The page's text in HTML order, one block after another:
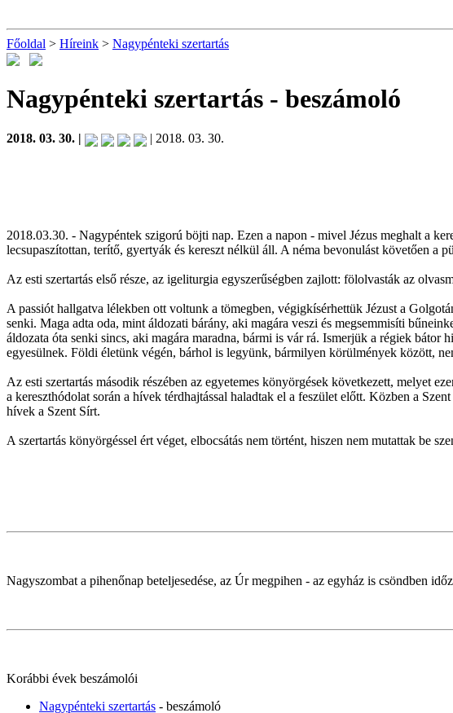
Főoldal > Híreink > Nagypénteki szertartás
Nagypénteki szertartás - beszámoló
2018. 03. 30. | | 2018. 03. 30.
2018.03.30. - Nagypéntek szigorú böjti nap. Ezen a napon - mivel Jézus meghalt a
lecsupaszítottan, terítő, gyertyák és kereszt nélkül áll. A néma bevonulást követően a
Az esti szertartás első része, az igeliturgia egyszerűségben zajlott: fölolvasták az
A passiót hallgatva lélekben ott voltunk a tömegben, végigkísérhettük Jézust a
senki. Maga adta oda, mint áldozati bárány, aki magára veszi és megsemmisíti
áldozata óta senki sincs, aki magára maradna, bármi is vár rá. Ismerjük a régiek
egyesülnek. Földi életünk végén, bárhol is legyünk, bármilyen körülmények között,
Az esti szertartás második részében az egyetemes könyörgések következett, melyet
a kereszthódolat során a hívek térdhajtással haladtak el a feszület előtt. Közben a
hívek a Szent Sírt.
A szertartás könyörgéssel ért véget, elbocsátás nem történt, hiszen nem mutattak be
Nagyszombat a pihenőnap beteljesedése, az Úr megpihen - az egyház is csöndben
Korábbi évek beszámolói
Nagypénteki szertartás - beszámoló